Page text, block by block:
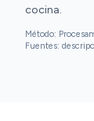
cocina.
Método:
Fuentes: